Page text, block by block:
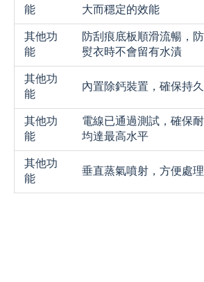
能
大而穩定的效能
其他功
能
防刮痕底板順滑流暢，
熨衣時不會留有水漬
其他功
能
內置除鈣裝置，確保持
其他功
能
電線已通過測試，確保
均達最高水平
其他功
能
垂直蒸氣噴射，方便處